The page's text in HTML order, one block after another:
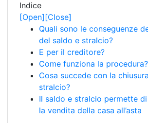
Indice
[Open][Close]
Quali sono le conseguenze
del saldo e stralcio?
E per il creditore?
Come funziona la procedura?
Cosa succede con la
stralcio?
Il saldo e stralcio permette
la vendita della casa all’asta